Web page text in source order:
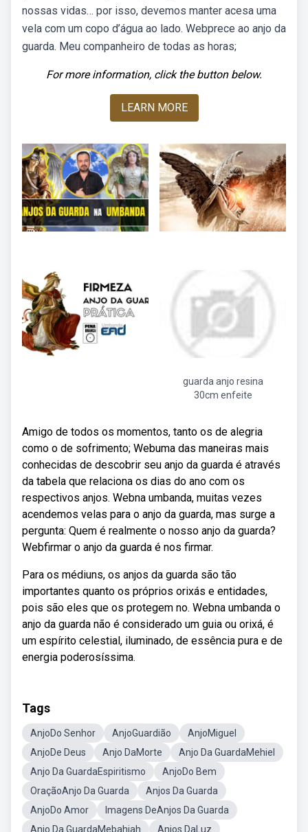
nossas vidas… por isso, devemos manter acesa uma
vela com um copo d’água ao lado. Webprece ao anjo da
guarda. Meu companheiro de todas as horas;
For more information, click the button below.
LEARN MORE
guarda anjo resina
30cm enfeite
Amigo de todos os momentos, tanto os de alegria
como o de sofrimento; Webuma das maneiras mais
conhecidas de descobrir seu anjo da guarda é através
da tabela que relaciona os dias do ano com os
respectivos anjos. Webna umbanda, muitas vezes
acendemos velas para o anjo da guarda, mas surge a
pergunta: Quem é realmente o nosso anjo da guarda?
Webfirmar o anjo da guarda é nos firmar.
Para os médiuns, os anjos da guarda são tão
importantes quanto os próprios orixás e entidades,
pois são eles que os protegem no. Webna umbanda o
anjo da guarda não é considerado um guia ou orixá, é
um espírito celestial, iluminado, de essência pura e de
energia poderosíssima.
Tags
AnjoDo Senhor AnjoGuardião
AnjoMiguel
AnjoDe Deus
Anjo DaMorte
Anjo Da GuardaMehiel
Anjo Da GuardaEspiritismo
AnjoDo Bem
OraçãoAnjo Da Guarda
Anjos Da Guarda
AnjoDo Amor
Imagens DeAnjos Da Guarda
Anjo Da GuardaMebahiah
Anjos DaLuz